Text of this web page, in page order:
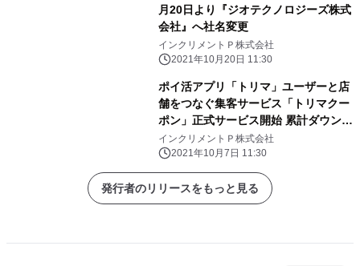
月20日より『ジオテクノロジーズ株式
会社』へ社名変更
インクリメントＰ株式会社
2021年10月20日 11:30
ポイ活アプリ「トリマ」ユーザーと店
舗をつなぐ集客サービス「トリマクー
ポン」正式サービス開始 累計ダウンロ
ード数450万を超える「トリマ」ユー
ザーに向けて、 活動エリアや属性を活
用した販促が初期費用なし・月額
1,000円から利用可能
インクリメントＰ株式会社
2021年10月7日 11:30
発行者のリリースをもっと見る